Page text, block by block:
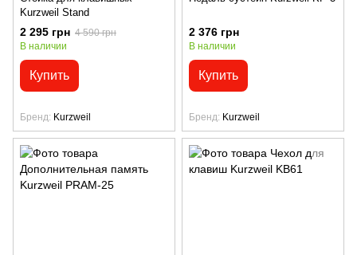
Kurzweil Stand
2 295 грн 4 590 грн
В наличии
Купить
Бренд Kurzweil
2 376 грн
В наличии
Купить
Бренд Kurzweil